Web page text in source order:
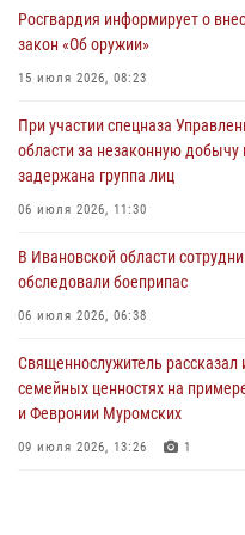
занятие с вопитанниками
27 июля 2026, 12:56
охранными организациями
Ивановской области
24 июля 2026, 15:25
патроны у местного жителя
24 июля 2026, 13:53
Росгвардия информирует о
закон «Об оружии»
15 июля 2026, 08:23
При участии спецназа
области за незаконную добычу
задержана группа лиц
06 июля 2026, 11:30
В Ивановской области
обследовали боеприпас
06 июля 2026, 06:38
Священнослужитель
семейных ценностях на
и Февронии Муромских
09 июля 2026, 13:26 1